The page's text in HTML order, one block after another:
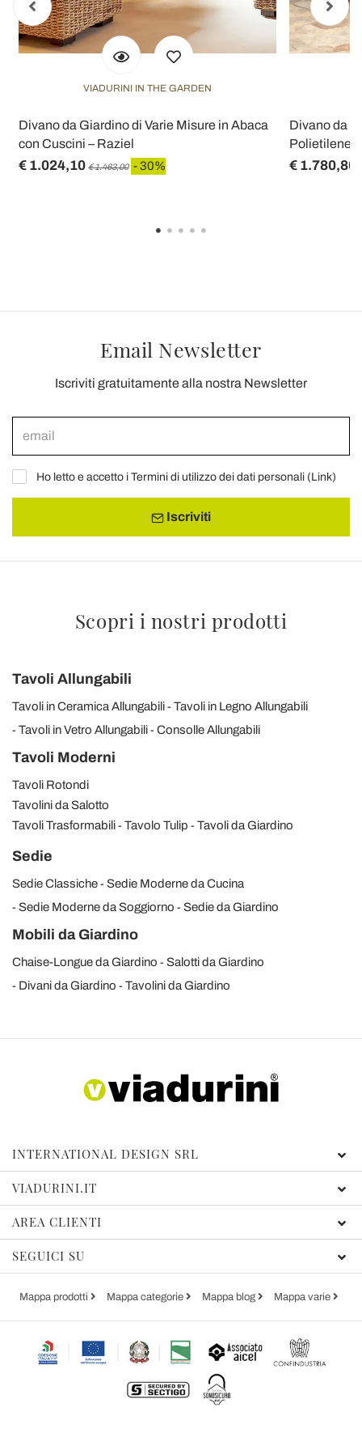
VIADURINI IN THE GARDEN
Divano da Giardino di Varie Misure in Abaca
con Cuscini – Raziel
€ 1.024,10 € 1.463,00 - 30%
Divano da
Polietilene -
€ 1.780,80
Email Newsletter
Iscriviti gratuitamente alla nostra Newsletter
Ho letto e accetto i Termini di utilizzo dei dati personali (Link)
Iscriviti
Scopri i nostri prodotti
Tavoli Allungabili
Tavoli in Ceramica Allungabili
Tavoli in Legno Allungabili
Tavoli in Vetro Allungabili
Consolle Allungabili
Tavoli Moderni
Tavoli Rotondi
Tavolini da Salotto
Tavoli Trasformabili
Tavolo Tulip Tavoli da Giardino
Sedie
Sedie Classiche
Sedie Moderne da Cucina
Sedie Moderne da Soggiorno
Sedie da Giardino
Mobili da Giardino
Chaise-Longue da Giardino
Salotti da Giardino
Divani da Giardino
Tavolini da Giardino
INTERNATIONAL DESIGN SRL
VIADURINI.IT
AREA CLIENTI
SEGUICI SU
Mappa prodotti Mappa categorie Mappa blog Mappa varie